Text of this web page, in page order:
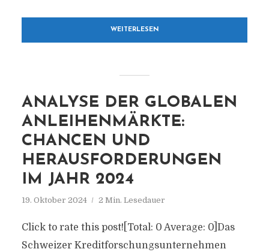
WEITERLESEN
ANALYSE DER GLOBALEN
ANLEIHENMÄRKTE:
CHANCEN UND
HERAUSFORDERUNGEN
IM JAHR 2024
19. Oktober 2024 2 Min. Lesedauer
Click to rate this post![Total: 0 Average: 0]Das
Schweizer Kreditforschungsunternehmen